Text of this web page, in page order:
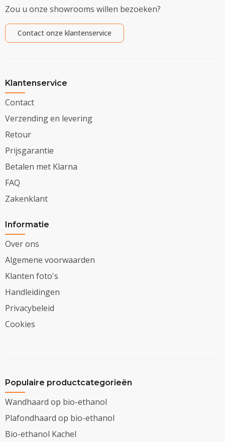
Zou u onze showrooms willen bezoeken?
Contact onze klantenservice
Klantenservice
Contact
Verzending en levering
Retour
Prijsgarantie
Betalen met Klarna
FAQ
Zakenklant
Informatie
Over ons
Algemene voorwaarden
Klanten foto's
Handleidingen
Privacybeleid
Cookies
Populaire productcategorieën
Wandhaard op bio-ethanol
Plafondhaard op bio-ethanol
Bio-ethanol Kachel